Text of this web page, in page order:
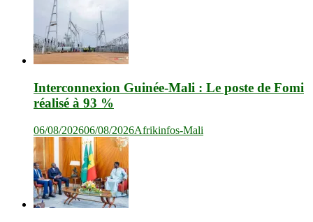
Interconnexion Guinée-Mali : Le poste de Fomi
réalisé à 93 %
06/08/202606/08/2026Afrikinfos-Mali